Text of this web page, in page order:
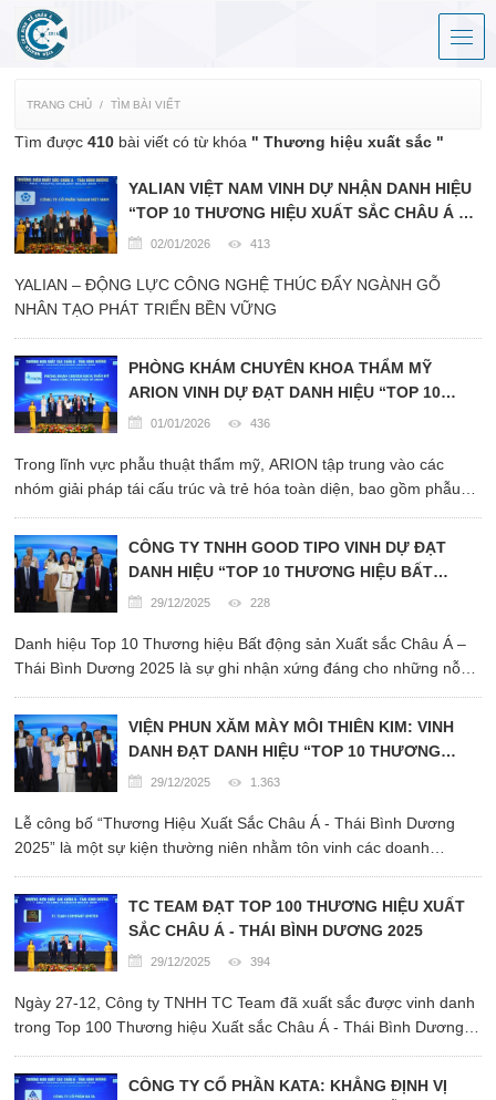
TRANG CHỦ TÌM BÀI VIẾT
Tìm được410 bài viết có từ khóa " Thương hiệu xuất sắc "
YALIAN VIỆT NAM VINH DỰ NHẬN DANH HIỆU
“TOP 10 THƯƠNG HIỆU XUẤT SẮC CHÂU Á –
THÁI BÌNH DƯƠNG 2025”
02/01/2026 413
YALIAN – ĐỘNG LỰC CÔNG NGHỆ THÚC ĐẨY NGÀNH GỖ
NHÂN TẠO PHÁT TRIỂN BỀN VỮNG
PHÒNG KHÁM CHUYÊN KHOA THẨM MỸ
ARION VINH DỰ ĐẠT DANH HIỆU “TOP 10
THƯƠNG HIỆU THẨM MỸ XUẤT SẮC CHÂU Á -
TRONG NGÀNH LÀM ĐẸP VIỆT NAM
01/01/2026 436
Trong lĩnh vực phẫu thuật thẩm mỹ, ARION tập trung vào các
nhóm giải pháp tái cấu trúc và trẻ hóa toàn diện, bao gồm phẫu
CÔNG TY TNHH GOOD TIPO VINH DỰ ĐẠT
DANH HIỆU “TOP 10 THƯƠNG HIỆU BẤT
ĐỘNG SẢN XUẤT SẮC CHÂU Á – THÁI BÌNH
29/12/2025 228
Danh hiệu Top 10 Thương hiệu Bất động sản Xuất sắc Châu Á –
Thái Bình Dương 2025 là sự ghi nhận xứng đáng cho những nỗ
xây dựng uy tín, chất lượng và giá trị bền vững trong ...
VIỆN PHUN XĂM MÀY MÔI THIÊN KIM: VINH
DANH ĐẠT DANH HIỆU “TOP 10 THƯƠNG
HIỆU XUẤT SẮC CHÂU Á – THÁI BÌNH DƯƠNG
29/12/2025 1.363
Lễ công bố “Thương Hiệu Xuất Sắc Châu Á - Thái Bình Dương
2025” là một sự kiện thường niên nhằm tôn vinh các doanh
TC TEAM ĐẠT TOP 100 THƯƠNG HIỆU XUẤT
SẮC CHÂU Á - THÁI BÌNH DƯƠNG 2025
29/12/2025 394
Ngày 27-12, Công ty TNHH TC Team đã xuất sắc được vinh danh
trong Top 100 Thương hiệu Xuất sắc Châu Á - Thái Bình Dương
lần thứ XI. Đây là cột mốc cực kỳ quan trọng ...
CÔNG TY CỔ PHẦN KATA: KHẲNG ĐỊNH VỊ